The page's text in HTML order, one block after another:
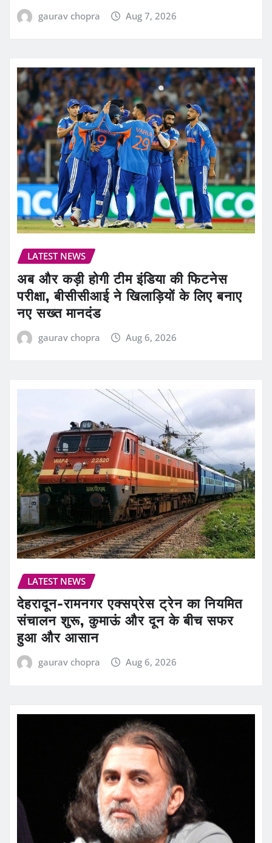
gaurav chopra Aug 7, 2026
LATEST NEWS
अब और कड़ी होगी टीम इंडिया की फिटनेस
परीक्षा, बीसीसीआई ने खिलाड़ियों के लिए बनाए
नए सख्त मानदंड
gaurav chopra Aug 6, 2026
LATEST NEWS
देहरादून-रामनगर एक्सप्रेस ट्रेन का नियमित
संचालन शुरू, कुमाऊं और दून के बीच सफर
हुआ और आसान
gaurav chopra Aug 6, 2026